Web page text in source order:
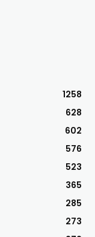
1258
628
602
576
523
365
285
273